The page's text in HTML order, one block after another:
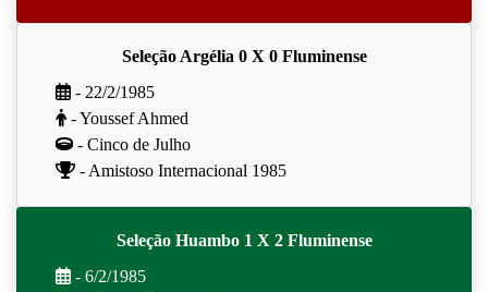
Seleção Argélia 0 X 0 Fluminense
- 22/2/1985
- Youssef Ahmed
- Cinco de Julho
- Amistoso Internacional 1985
Seleção Huambo 1 X 2 Fluminense
- 6/2/1985